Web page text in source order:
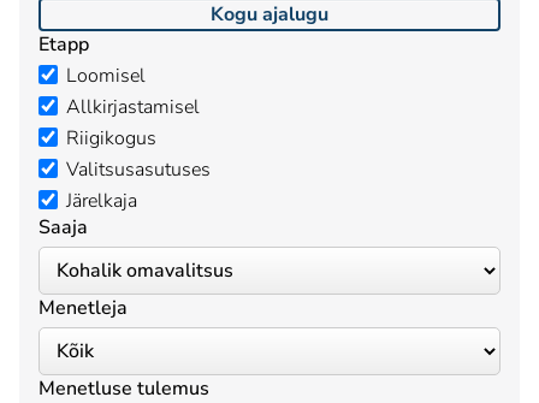
Kogu ajalugu
Etapp
Loomisel
Allkirjastamisel
Riigikogus
Valitsusasutuses
Järelkaja
Saaja
Menetleja
Menetluse tulemus